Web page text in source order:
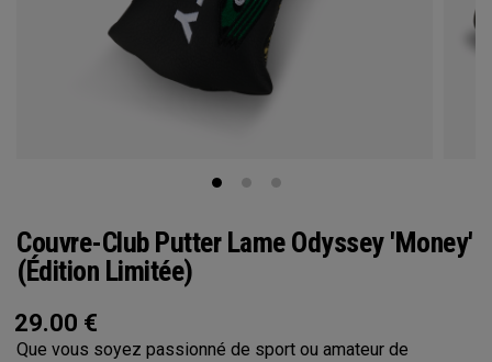
Couvre-Club Putter Lame Odyssey 'Money'
(Édition Limitée)
29.00 €
Que vous soyez passionné de sport ou amateur de